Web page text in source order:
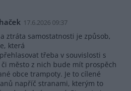
17.6.2026 09:37
ztráta samostatnosti je způsob,
která
třeba v souvislosti s
město z nich bude mít prospěch
obce trampoty. Je to cílené
napříč stranami, kterým to